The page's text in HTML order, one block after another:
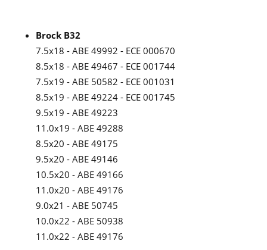
Brock B32
7.5x18 - ABE 49992 - ECE 000670
8.5x18 - ABE 49467 - ECE 001744
7.5x19 - ABE 50582 - ECE 001031
8.5x19 - ABE 49224 - ECE 001745
9.5x19 - ABE 49223
11.0x19 - ABE 49288
8.5x20 - ABE 49175
9.5x20 - ABE 49146
10.5x20 - ABE 49166
11.0x20 - ABE 49176
9.0x21 - ABE 50745
10.0x22 - ABE 50938
11.0x22 - ABE 49176